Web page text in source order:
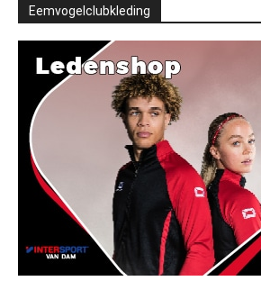
Eemvogelclubkleding